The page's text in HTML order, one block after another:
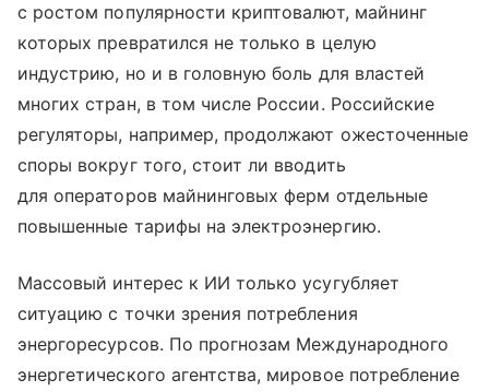
с ростом популярности криптовалют, майнинг
которых превратился не только в целую
индустрию, но и в головную боль для властей
многих стран, в том числе России. Российские
регуляторы, например, продолжают ожесточенные
споры вокруг того, стоит ли вводить
для операторов майнинговых ферм отдельные
повышенные тарифы на электроэнергию.
Массовый интерес к ИИ только усугубляет
ситуацию с точки зрения потребления
энергоресурсов. По прогнозам Международного
энергетического агентства, мировое потребление